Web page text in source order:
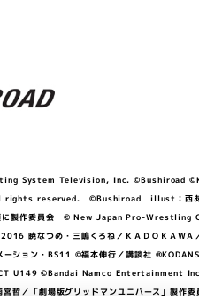
System Television, Inc. ©Bushiroad
rights reserved. ©Bushiroad illust：西
に製作委員会 © New Japan Pro-Wrestling
暁なつめ・三嶋くろね／ＫＡＤＯＫＡＷＡ
ション・BS11 ©福本伸行／講談社
U149 ©Bandai Namco Entertainment
哲／「劇場版グリッドマンユニバース」製作